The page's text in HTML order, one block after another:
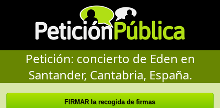
Petición: concierto de Eden en
Santander, Cantabria, España.